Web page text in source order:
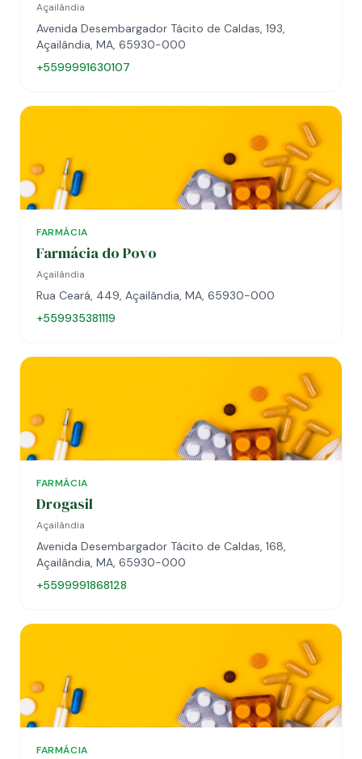
Açailândia
Avenida Desembargador Tácito de Caldas, 193,
Açailândia, MA, 65930-000
+5599991630107
FARMÁCIA
Farmácia do Povo
Açailândia
Rua Ceará, 449, Açailândia, MA, 65930-000
+559935381119
FARMÁCIA
Drogasil
Açailândia
Avenida Desembargador Tácito de Caldas, 168,
Açailândia, MA, 65930-000
+5599991868128
FARMÁCIA